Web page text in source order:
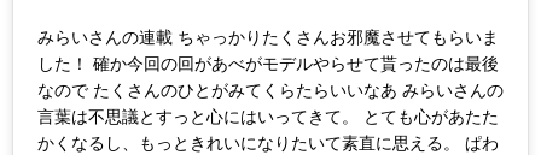
みらいさんの連載 ちゃっかりたくさんお邪魔させてもらいま
した！ 確か今回の回があべがモデルやらせて貰ったのは最後
なので たくさんのひとがみてくらたらいいなあ みらいさんの
言葉は不思議とすっと心にはいってきて。 とても心があたた
かくなるし、もっときれいになりたいて素直に思える。 ぱわ